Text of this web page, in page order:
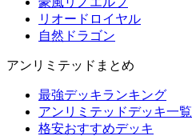
リオードロイヤル
自然ドラゴン
アンリミテッドまとめ
最強デッキランキング
アンリミテッドデッキ一覧
格安おすすめデッキ